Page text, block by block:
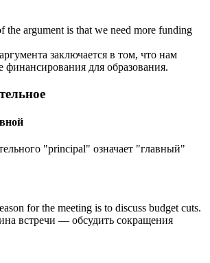
the argument is that we need more funding
заключается в том, что нам
для образования.
"principal" означает "главный"
for the meeting is to discuss budget cuts.
встречи — обсудить сокращения